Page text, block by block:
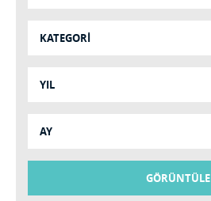
KATEGORİ
YIL
AY
GÖRÜNTÜLE